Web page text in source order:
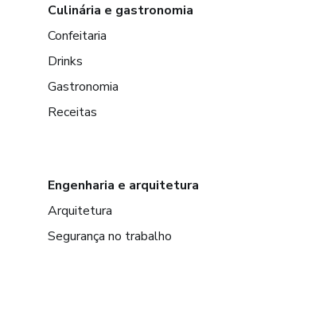
Culinária e gastronomia
Confeitaria
Drinks
Gastronomia
Receitas
Engenharia e arquitetura
Arquitetura
Segurança no trabalho